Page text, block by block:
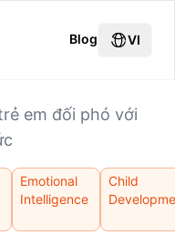
Blog VI
em đối phó với
Emotional
Intelligence
Child